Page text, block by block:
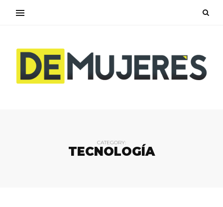
CATEGORY:
TECNOLOGÍA